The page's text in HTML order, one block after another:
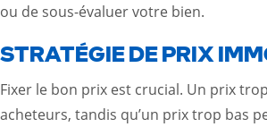
ou de sous-évaluer votre bien.
STRATÉGIE DE PRIX
Fixer le bon prix est crucial. Un prix
acheteurs, tandis qu’un prix trop bas